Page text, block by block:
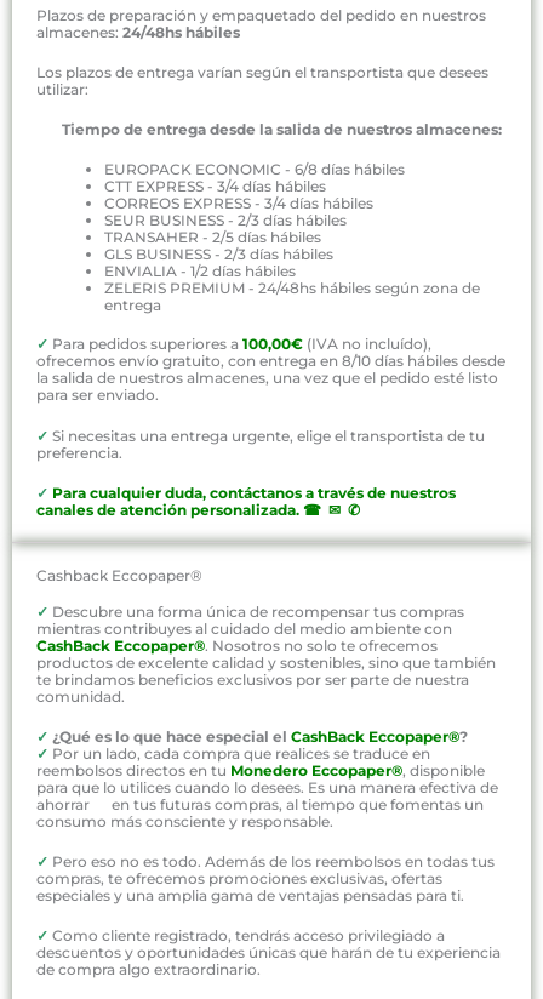
Plazos de preparación y empaquetado del pedido en nuestros
almacenes: 24/48hs hábiles
Los plazos de entrega varían según el transportista que desees
utilizar:
Tiempo de entrega desde la salida de nuestros almacenes:
EUROPACK ECONOMIC - 6/8 días hábiles
CTT EXPRESS - 3/4 días hábiles
CORREOS EXPRESS - 3/4 días hábiles
SEUR BUSINESS - 2/3 días hábiles
TRANSAHER - 2/5 días hábiles
GLS BUSINESS - 2/3 días hábiles
ENVIALIA - 1/2 días hábiles
ZELERIS PREMIUM - 24/48hs hábiles según zona de
entrega
✓ Para pedidos superiores a 100,00€ (IVA no incluído),
ofrecemos envío gratuito, con entrega en 8/10 días hábiles desde
la salida de nuestros almacenes, una vez que el pedido esté listo
para ser enviado.
✓ Si necesitas una entrega urgente, elige el transportista de tu
preferencia.
✓ Para cualquier duda, contáctanos a través de nuestros
canales de atención personalizada. ☎ ✉ ✆
Cashback Eccopaper®
✓ Descubre una forma única de recompensar tus compras
mientras contribuyes al cuidado del medio ambiente con
CashBack Eccopaper®. Nosotros no solo te ofrecemos
productos de excelente calidad y sostenibles, sino que también
te brindamos beneficios exclusivos por ser parte de nuestra
comunidad.
✓ ¿Qué es lo que hace especial el CashBack Eccopaper®?
✓ Por un lado, cada compra que realices se traduce en
reembolsos directos en tu Monedero Eccopaper®, disponible
para que lo utilices cuando lo desees. Es una manera efectiva de
ahorrar en tus futuras compras, al tiempo que fomentas un
consumo más consciente y responsable.
✓ Pero eso no es todo. Además de los reembolsos en todas tus
compras, te ofrecemos promociones exclusivas, ofertas
especiales y una amplia gama de ventajas pensadas para ti.
✓ Como cliente registrado, tendrás acceso privilegiado a
descuentos y oportunidades únicas que harán de tu experiencia
de compra algo extraordinario.